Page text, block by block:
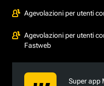
Agevolazioni per utenti
Agevolazioni per utenti
Fastweb
Super app